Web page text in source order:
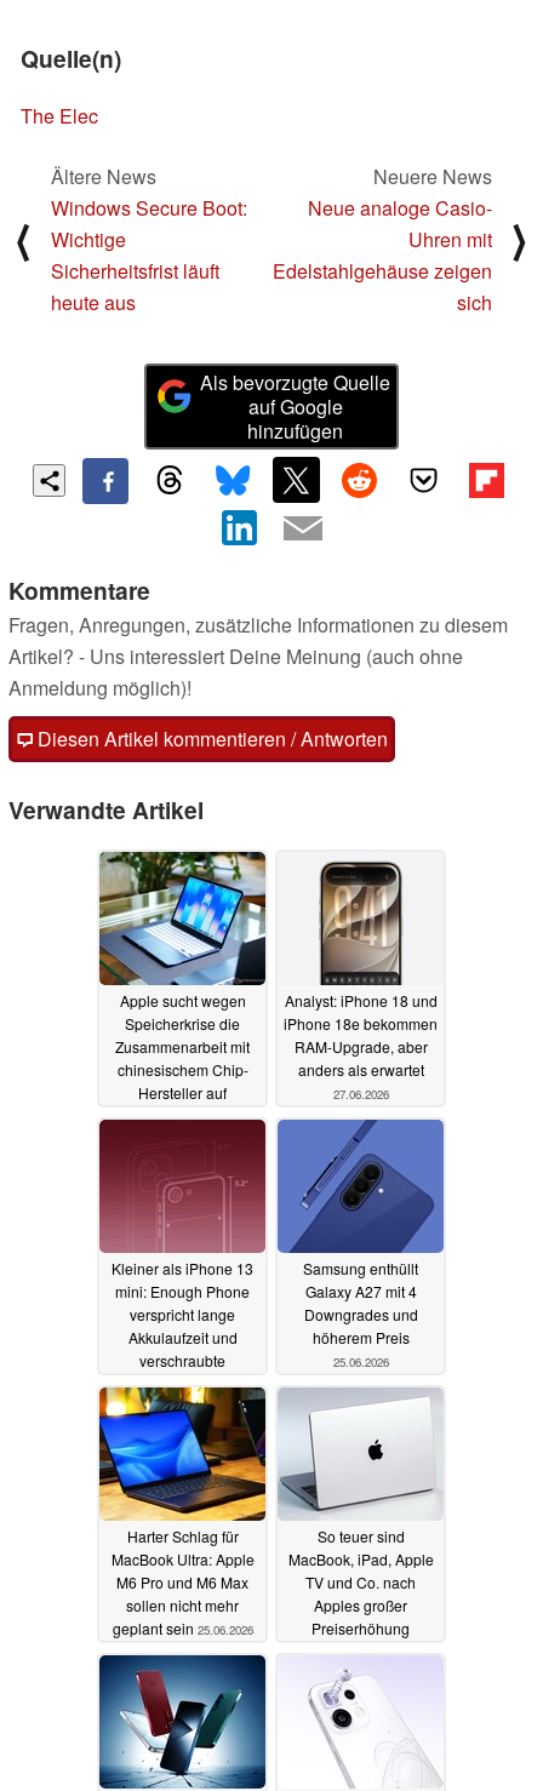
Quelle(n)
The Elec
⟨
Ältere News
Windows Secure Boot:
Wichtige
Sicherheitsfrist läuft
heute aus
Neuere News
Neue analoge Casio-
Uhren mit
Edelstahlgehäuse zeigen
sich
⟩
Als bevorzugte Quelle
auf Google
hinzufügen
Kommentare
Fragen, Anregungen, zusätzliche Informationen zu diesem
Artikel? - Uns interessiert Deine Meinung (auch ohne
Anmeldung möglich)!
Diesen Artikel kommentieren / Antworten
Verwandte Artikel
Apple sucht wegen
Speicherkrise die
Zusammenarbeit mit
chinesischem Chip-
Hersteller auf
Pentagon-Liste
Analyst: iPhone 18 und
iPhone 18e bekommen
RAM-Upgrade, aber
anders als erwartet
27.06.2026
Kleiner als iPhone 13
mini: Enough Phone
verspricht lange
Akkulaufzeit und
verschraubte
Rückseite25.06.2026
Samsung enthüllt
Galaxy A27 mit 4
Downgrades und
höherem Preis
25.06.2026
Harter Schlag für
MacBook Ultra: Apple
M6 Pro und M6 Max
sollen nicht mehr
geplant sein 25.06.2026
So teuer sind
MacBook, iPad, Apple
TV und Co. nach
Apples großer
Preiserhöhung
25.06.2026